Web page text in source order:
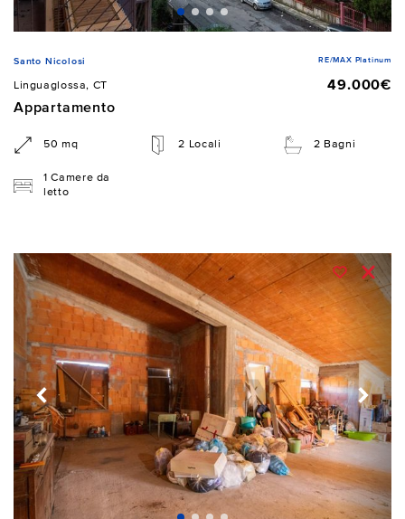
Santo Nicolosi RE/MAX Platinum
Linguaglossa, CT
49.000€
Appartamento
50 mq 2 Locali 2 Bagni
1 Camere da
letto